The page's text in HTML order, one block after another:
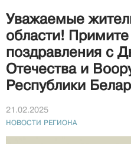
Уважаемые
области!
поздравления с
Отечества и
Республики
21.02.2025
НОВОСТИ РЕГИОНА